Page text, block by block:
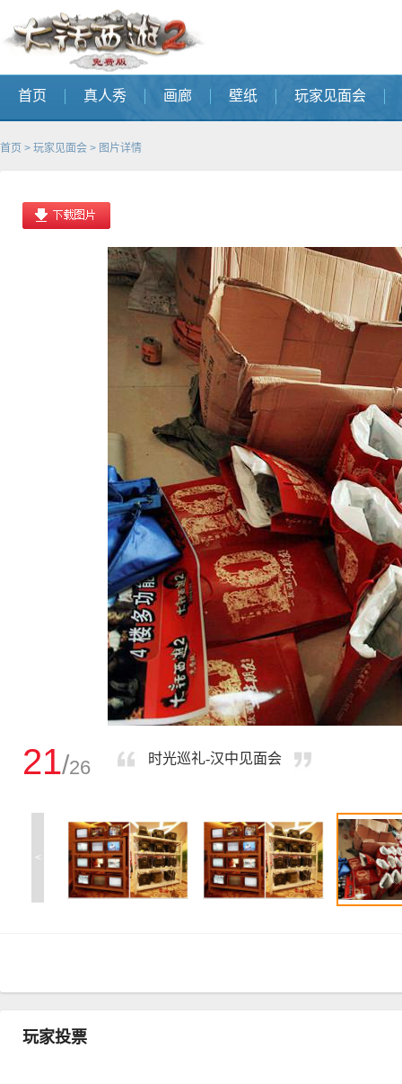
首页 真人秀 画廊 壁纸 玩家见面会
首页 > 玩家见面会 > 图片详情
21/26 时光巡礼-汉中见面会
<
玩家投票